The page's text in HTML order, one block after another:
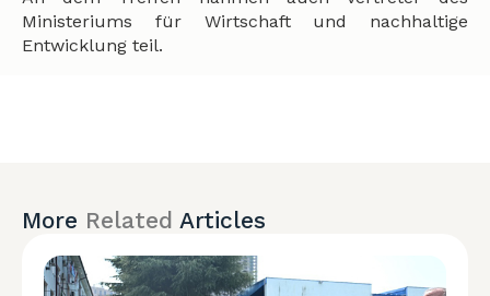
Ministeriums für Wirtschaft und nachhaltige
Entwicklung teil.
More Related Articles